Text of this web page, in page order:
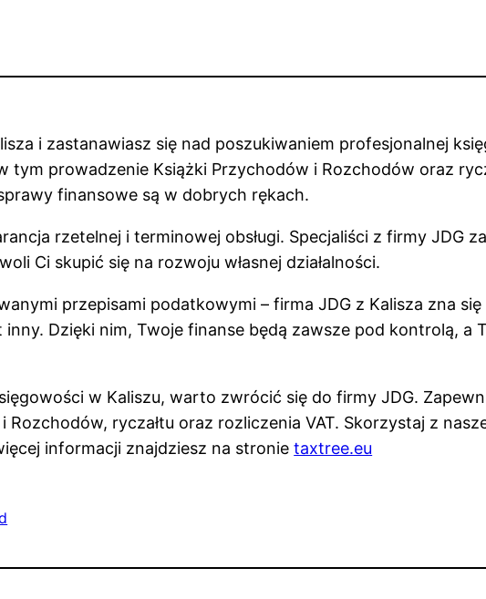
i zastanawiasz się nad poszukiwaniem profesjonalnej
tym prowadzenie Książki Przychodów i Rozchodów oraz
finansowe są w dobrych rękach.
rzetelnej i terminowej obsługi. Specjaliści z firmy JDG
Ci skupić się na rozwoju własnej działalności.
przepisami podatkowymi – firma JDG z Kalisza zna
Dzięki nim, Twoje finanse będą zawsze pod kontrolą, a
w Kaliszu, warto zwrócić się do firmy JDG.
ryczałtu oraz rozliczenia VAT. Skorzystaj z
informacji znajdziesz na stronietaxtree.eu